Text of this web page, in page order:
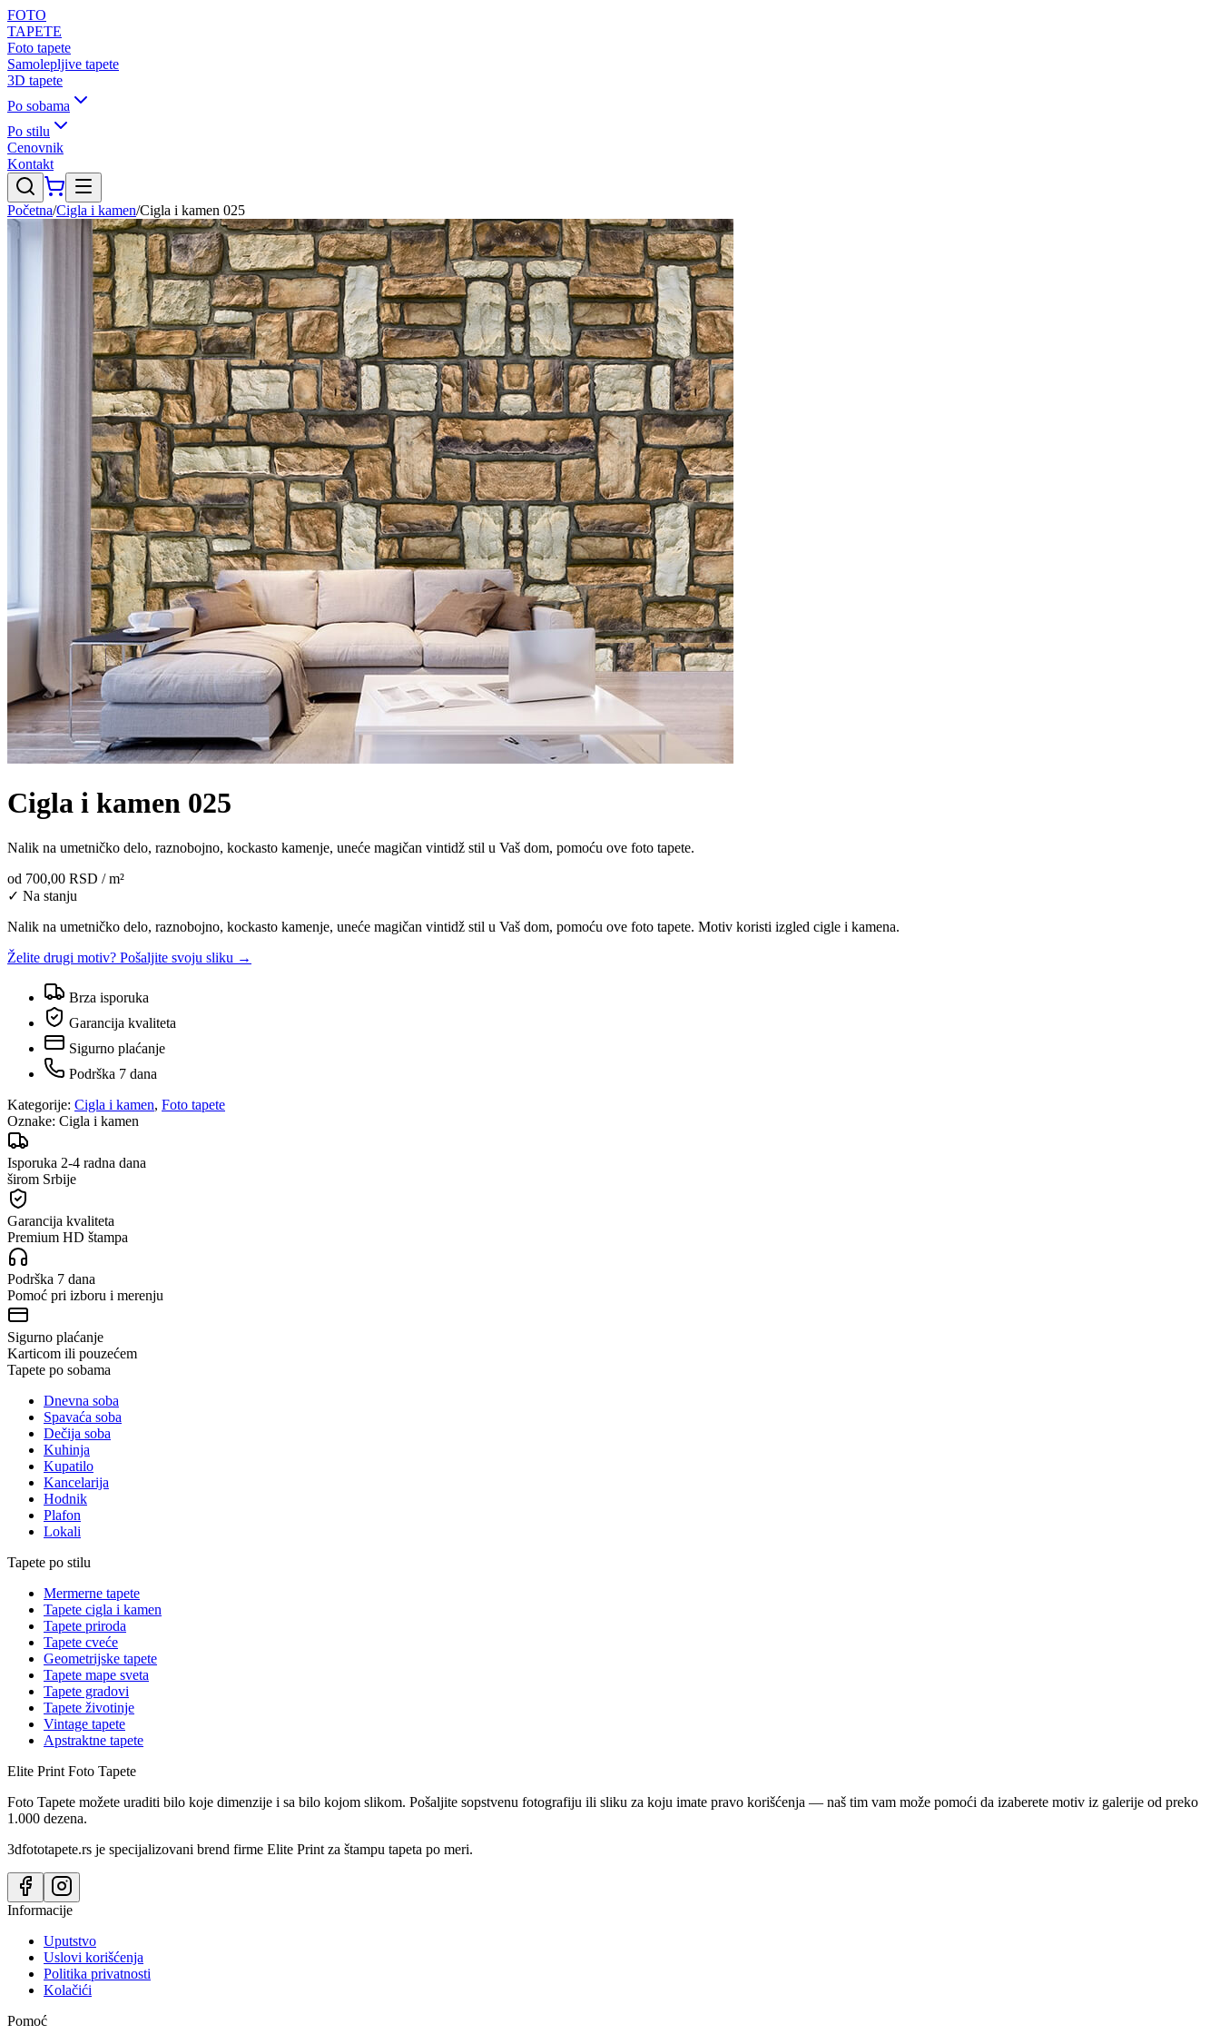
FOTO
TAPETE
Foto tapete
Samolepljive tapete
3D tapete
Po sobama
Po stilu
Cenovnik
Kontakt
Početna/Cigla i kamen/Cigla i kamen 025
Cigla i kamen 025
Nalik na umetničko delo, raznobojno, kockasto kamenje, uneće magičan vintidž stil u Vaš dom, pomoću ove foto tapete.
od 700,00 RSD / m²
✓ Na stanju
Nalik na umetničko delo, raznobojno, kockasto kamenje, uneće magičan vintidž stil u Vaš dom, pomoću ove foto tapete. Motiv koristi izgled cigle i kamena.
Želite drugi motiv? Pošaljite svoju sliku →
Brza isporuka
Garancija kvaliteta
Sigurno plaćanje
Podrška 7 dana
Kategorije: Cigla i kamen, Foto tapete
Oznake: Cigla i kamen
Isporuka 2-4 radna dana
širom Srbije
Garancija kvaliteta
Premium HD štampa
Podrška 7 dana
Pomoć pri izboru i merenju
Sigurno plaćanje
Karticom ili pouzećem
Tapete po sobama
Dnevna soba
Spavaća soba
Dečija soba
Kuhinja
Kupatilo
Kancelarija
Hodnik
Plafon
Lokali
Tapete po stilu
Mermerne tapete
Tapete cigla i kamen
Tapete priroda
Tapete cveće
Geometrijske tapete
Tapete mape sveta
Tapete gradovi
Tapete životinje
Vintage tapete
Apstraktne tapete
Elite Print Foto Tapete
Foto Tapete možete uraditi bilo koje dimenzije i sa bilo kojom slikom. Pošaljite sopstvenu fotografiju ili sliku za koju imate pravo korišćenja — naš tim vam može pomoći da izaberete motiv iz galerije od preko
1.000 dezena.
3dfototapete.rs je specijalizovani brend firme Elite Print za štampu tapeta po meri.
Informacije
Uputstvo
Uslovi korišćenja
Politika privatnosti
Kolačići
Pomoć